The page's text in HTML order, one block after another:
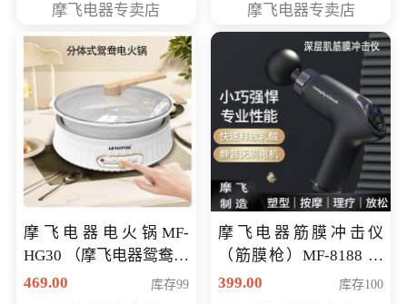
摩飞电器专卖店 摩飞电器专卖店
摩飞电器电火锅MF-
HG30 （摩飞电器鸳鸯锅
MF-HG30 ） 会员专享价
469.00 库存99
摩飞电器筋膜冲击仪
（筋膜枪）MF-8188 会
员专享价268元
399.00 库存100